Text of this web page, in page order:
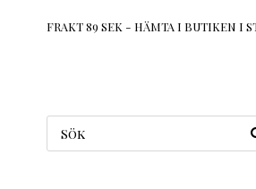
FRAKT 89 SEK - HÄMTA I BUTIKEN I